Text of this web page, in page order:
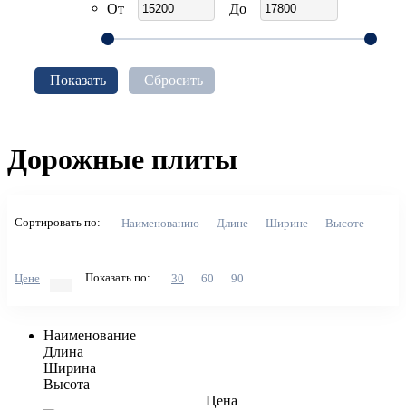
От
До
Показать Сбросить
Дорожные плиты
Сортировать по: Наименованию Длине Ширине Высоте
Цене Показать по: 30 60 90
Наименование
Длина
Ширина
Высота
Цена